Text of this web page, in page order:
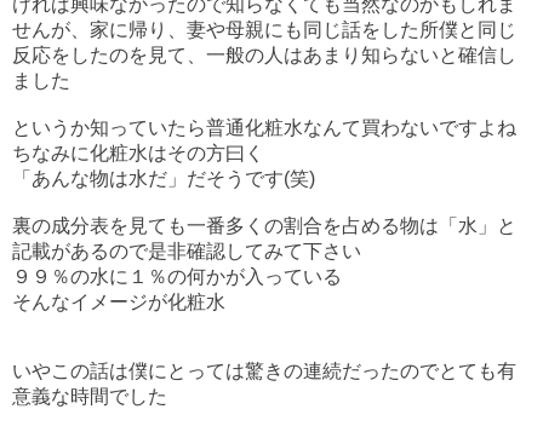
ければ興味なかったので知らなくても当然なのかもしれま
せんが、家に帰り、妻や母親にも同じ話をした所僕と同じ
反応をしたのを見て、一般の人はあまり知らないと確信し
ました
というか知っていたら普通化粧水なんて買わないですよね
ちなみに化粧水はその方曰く
「あんな物は水だ」だそうです(笑)
裏の成分表を見ても一番多くの割合を占める物は「水」と
記載があるので是非確認してみて下さい
９９％の水に１％の何かが入っている
そんなイメージが化粧水
いやこの話は僕にとっては驚きの連続だったのでとても有
意義な時間でした